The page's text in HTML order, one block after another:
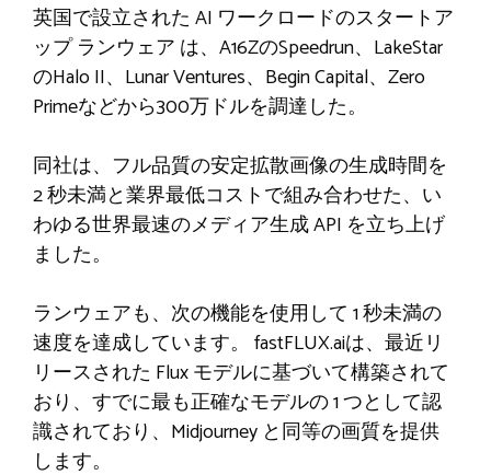
英国で設立された AI ワークロードのスタートア
ップランウェア は、A16ZのSpeedrun、LakeStar
のHalo II、Lunar Ventures、Begin Capital、Zero
Primeなどから300万ドルを調達した。
同社は、フル品質の安定拡散画像の生成時間を
2 秒未満と業界最低コストで組み合わせた、い
わゆる世界最速のメディア生成 API を立ち上げ
ました。
ランウェアも、次の機能を使用して 1 秒未満の
速度を達成しています。 fastFLUX.aiは、最近リ
リースされた Flux モデルに基づいて構築されて
おり、すでに最も正確なモデルの 1 つとして認
識されており、Midjourney と同等の画質を提供
します。